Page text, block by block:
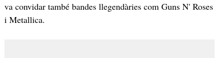
va convidar també bandes llegendàries com Guns N' Roses
i Metallica.